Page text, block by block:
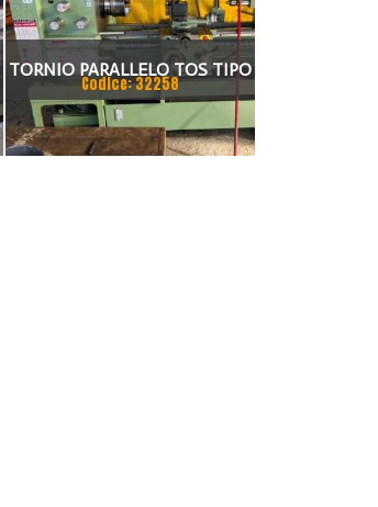
TORNIO PARALLELO TOS TIPO
SUIL 40VAC, DISTANZA FRA LE
PUNTE MM 1000, ALTEZZA
Codice: 32258